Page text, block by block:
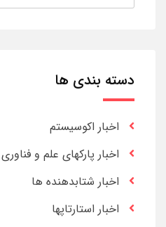
دسته بندی ها
اخبار اکوسیستم
اخبار پارکهای علم و فناوری
اخبار شتابدهنده ها
اخبار استارتاپها